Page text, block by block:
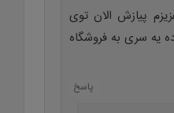
پیازش الان توی
یه سری به فروشگاه
پاسخ